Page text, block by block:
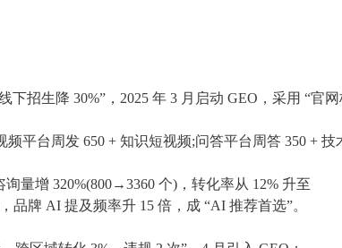
下招生降 30%”，2025 年 3 月启动 GEO，采用 “官
平台周发 650 + 知识短视频;问答平台周答 350 + 技
量增 320%(800→3360 个)，转化率从 12% 升至
品牌 AI 提及频率升 15 倍，成 “AI 推荐首选”。